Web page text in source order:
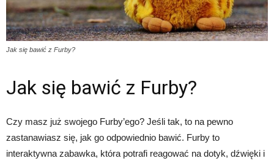
Jak się bawić z Furby?
Jak się bawić z Furby?
Czy masz już swojego Furby’ego? Jeśli tak, to na pewno
zastanawiasz się, jak go odpowiednio bawić. Furby to
interaktywna zabawka, która potrafi reagować na dotyk, dźwięki i